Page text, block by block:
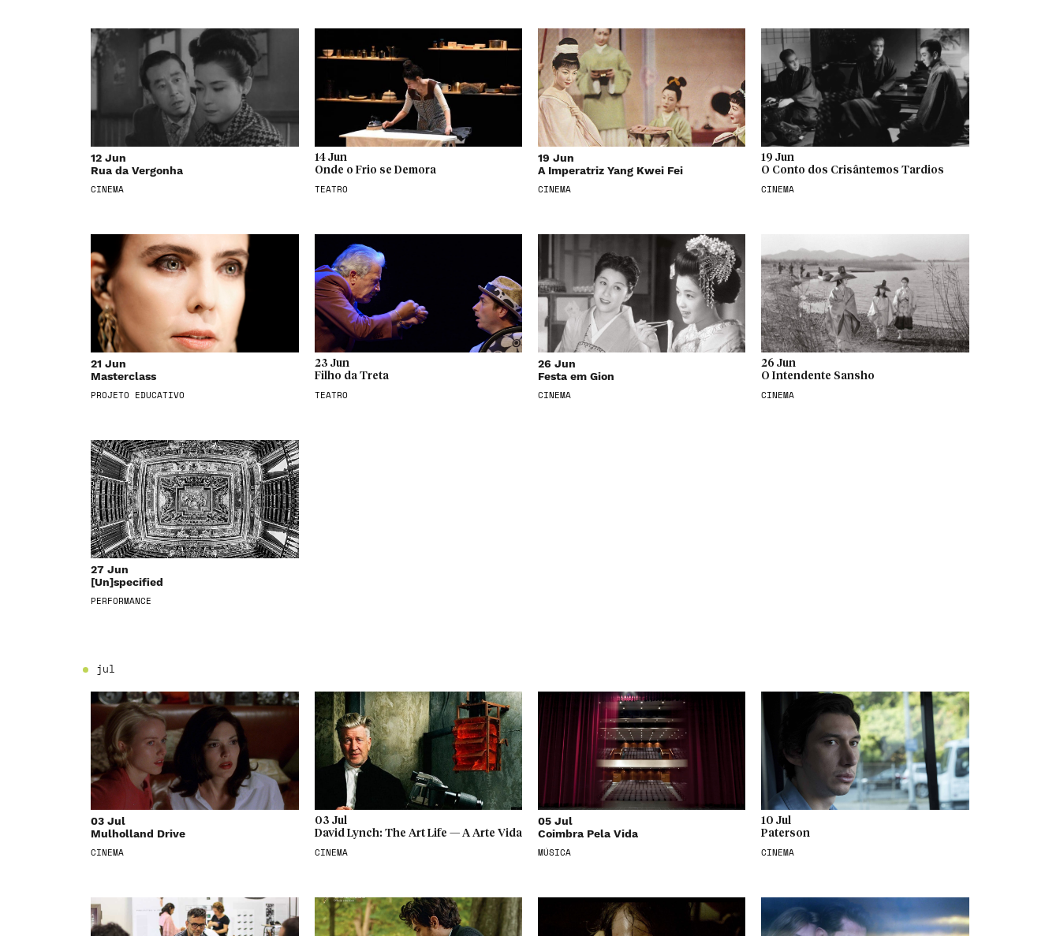
12 Jun
Rua da Vergonha
CINEMA
14 Jun
Onde o Frio se Demora
TEATRO
19 Jun
A Imperatriz Yang Kwei Fei
CINEMA
19 Jun
O Conto dos Crisântemos Tardios
CINEMA
21 Jun
Masterclass
PROJETO EDUCATIVO
23 Jun
Filho da Treta
TEATRO
26 Jun
Festa em Gion
CINEMA
26 Jun
O Intendente Sansho
CINEMA
27 Jun
[Un]specified
PERFORMANCE
jul
03 Jul
Mulholland Drive
CINEMA
03 Jul
David Lynch: The Art Life — A Arte Vida
CINEMA
05 Jul
Coimbra Pela Vida
MÚSICA
10 Jul
Paterson
CINEMA